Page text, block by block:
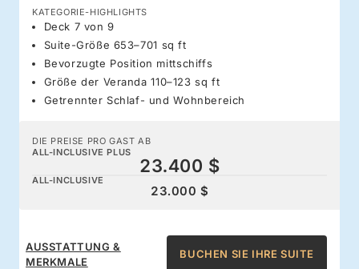
KATEGORIE-HIGHLIGHTS
Deck 7 von 9
Suite-Größe 653–701 sq ft
Bevorzugte Position mittschiffs
Größe der Veranda 110–123 sq ft
Getrennter Schlaf- und Wohnbereich
DIE PREISE PRO GAST AB
ALL-INCLUSIVE PLUS
23.400 $
ALL-INCLUSIVE
23.000 $
AUSSTATTUNG &
MERKMALE
BUCHEN SIE IHRE SUITE